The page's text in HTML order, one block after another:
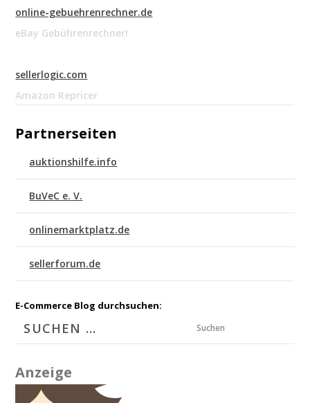
online-gebuehrenrechner.de
eBay Gebührenrechner!
sellerlogic.com
Amazon Repricer
Partnerseiten
auktionshilfe.info
BuVeC e. V.
onlinemarktplatz.de
sellerforum.de
E-Commerce Blog durchsuchen:
Suchen
Anzeige